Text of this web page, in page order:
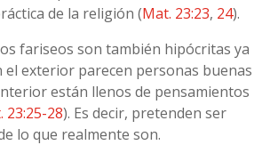
de la religión (Mat. 23:23, 24).
fariseos son también hipócritas ya
el exterior parecen personas buenas
están llenos de pensamientos
23:25-28). Es decir, pretenden ser
lo que realmente son.